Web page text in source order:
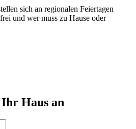
sich an regionalen Feiertagen
und wer muss zu Hause oder
Haus an